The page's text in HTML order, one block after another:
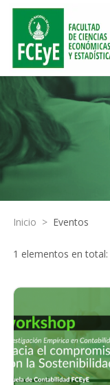
Inicio > Eventos
1 elementos en total: